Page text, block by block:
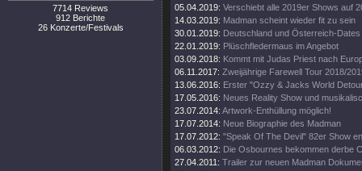
7714 Reviews
912 Berichte
26 Konzerte/Festivals
05.04.2019: Verschiebt alle 2019er Shows auf
14.03.2019: Madman scheint wieder fit zu sein
30.01.2019: Deutschland und Österreich-
22.01.2019: Plüschfledermaus im Angebot
03.09.2018: Kommt mit Judas Priest nach
06.11.2017: Zweijährige Farewell Tour 2018/
13.06.2016: Erster "Ozzy & Jacks World
17.05.2016: Neues Reality Show und
23.07.2014: Artwork-Enthüllung möglich!
17.07.2014: Neue Biographie des Madman
17.07.2012: "Speak Of The Devil" 82er Show
06.03.2012: Die Osbournes bekommen derbe
27.04.2011: Trailer zur neuen Madman